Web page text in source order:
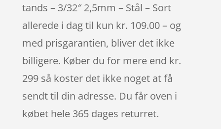
tands – 3/32″ 2,5mm – Stål – Sort
allerede i dag til kun kr. 109.00 – og
med prisgarantien, bliver det ikke
billigere. Køber du for mere end kr.
299 så koster det ikke noget at få
sendt til din adresse. Du får oven i
købet hele 365 dages returret.